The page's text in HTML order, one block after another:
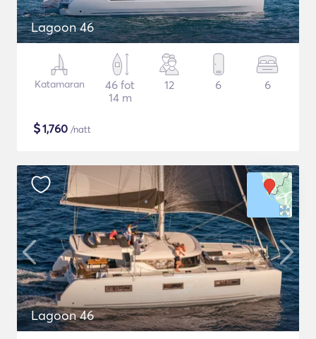
Lagoon 46
Katamaran
46 fot
14 m
12 6 6
$1,760 /natt
Lagoon 46